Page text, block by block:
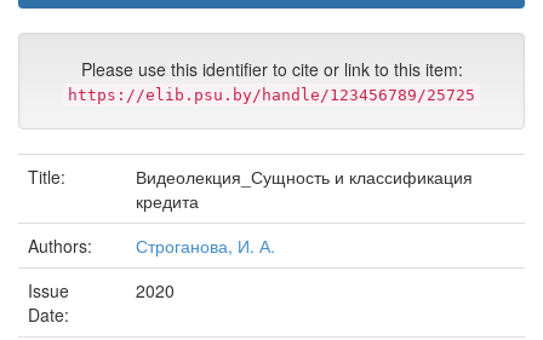
Please use this identifier to cite or link to this item:
https://elib.psu.by/handle/123456789/25725
Title:
Видеолекция_Сущность и классификация
кредита
Authors:
Строганова, И. А.
Issue
Date:
2020